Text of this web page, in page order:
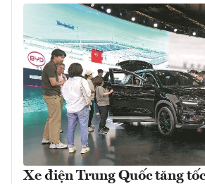
Xe điện Trung Quốc tăng